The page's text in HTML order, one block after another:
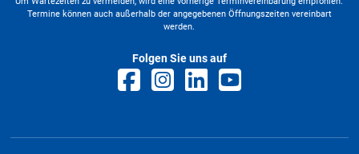
Termine können auch außerhalb der angegebenen Öffnungszeiten vereinbart
werden.
Folgen Sie uns auf